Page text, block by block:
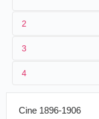
2
1
2
3
≤ 1901
4
France
3
4
Cine 1896-1906